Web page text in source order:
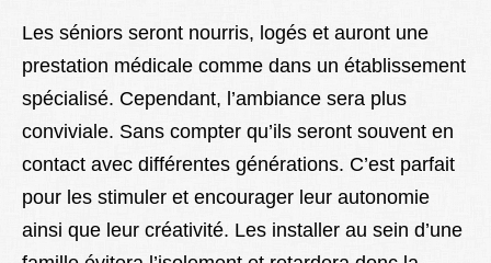
Les séniors seront nourris, logés et auront une
prestation médicale comme dans un établissement
spécialisé. Cependant, l’ambiance sera plus
conviviale. Sans compter qu’ils seront souvent en
contact avec différentes générations. C’est parfait
pour les stimuler et encourager leur autonomie
ainsi que leur créativité. Les installer au sein d’une